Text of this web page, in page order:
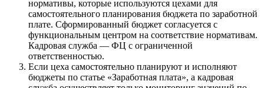
нормативы, которые используются цехами для
самостоятельного планирования бюджета по заработной
плате. Сформированный бюджет согласуется с
функциональным центром на соответствие нормативам.
Кадровая служба — ФЦ с ограниченной
ответственностью.
Если цеха самостоятельно планируют и исполняют
бюджеты по статье «Заработная плата», а кадровая